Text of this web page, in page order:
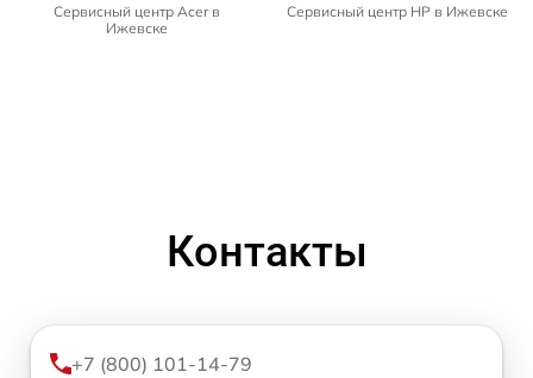
Сервисный центр Acer в
Ижевске
Сервисный центр HP в Ижевске
Контакты
+7 (800) 101-14-79